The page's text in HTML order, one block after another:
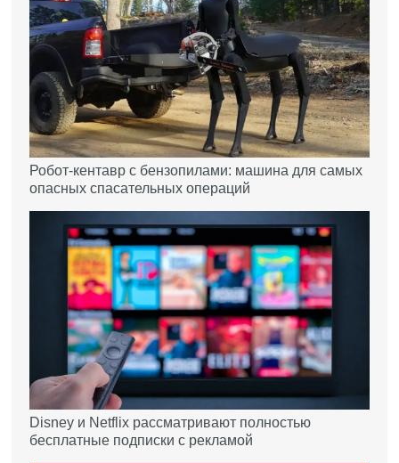
Робот-кентавр с бензопилами: машина для самых
опасных спасательных операций
Disney и Netflix рассматривают полностью
бесплатные подписки с рекламой